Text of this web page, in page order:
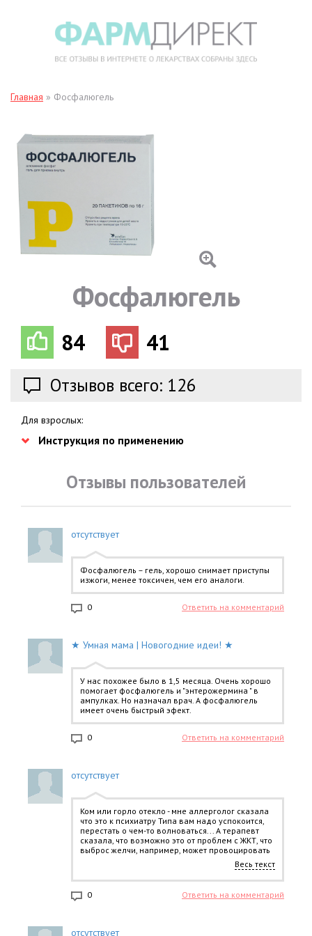
Главная » Фосфалюгель
Фосфалюгель
84 41
Отзывов всего: 126
Для взрослых:
Инструкция по применению
Отзывы пользователей
отсутствует
Фосфалюгель – гель, хорошо снимает приступы
изжоги, менее токсичен, чем его аналоги.
0 Ответить на комментарий
★ Умная мама | Новогодние идеи! ★
У нас похожее было в 1,5 месяца. Очень хорошо
помогает фосфалюгель и "энтерожермина " в
ампулках. Но назначал врач. А фосфалюгель
имеет очень быстрый эфект.
0 Ответить на комментарий
отсутствует
Ком или горло отекло - мне аллерголог сказала
что это к психиатру Типа вам надо успокоится,
перестать о чем-то волноваться... А терапевт
сказала, что возможно это от проблем с ЖКТ, что
выброс желчи, например, может провоцировать
ощущение кома в горле. Я пью фосфалюгель
для ЖКТ и на всяк случай доктор сказал дней 5
пропить на ночь кетотифен.
Весь текст
0 Ответить на комментарий
отсутствует